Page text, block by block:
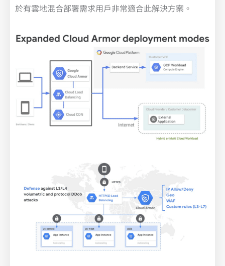
於有雲地混合部署需求用戶非常適合此解決方案。